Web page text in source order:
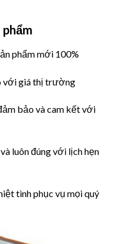
phẩm mới 100%
với giá thị trường
bảo và cam kết với
luôn đúng với lịch hẹn
tình phục vụ mọi quý